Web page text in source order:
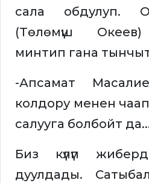
сала обдулуп.
(Төлөмүш
минтип гана
-Апсамат
колдору менен
салууга болбойт
Биз күлүп
дуулдады.